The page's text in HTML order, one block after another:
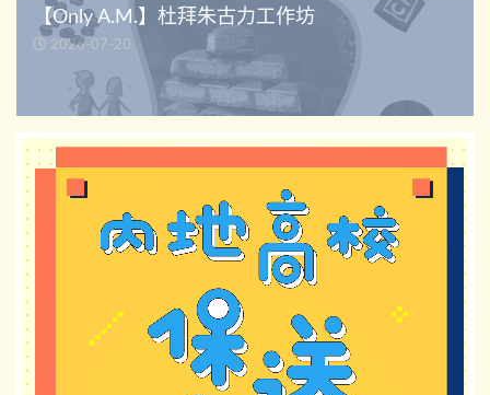
【Only A.M.】杜拜朱古力工作坊
2026-07-20